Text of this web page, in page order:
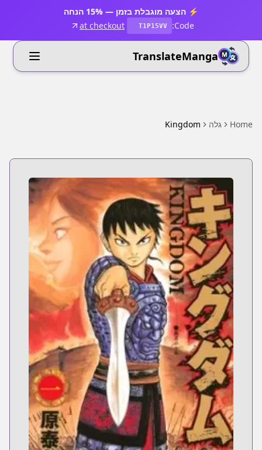
⚡ הצעה מוגבלת בזמן — 15% הנחה
Code:
T1P15VV
at checkout
TranslateManga
Home גלה Kingdom